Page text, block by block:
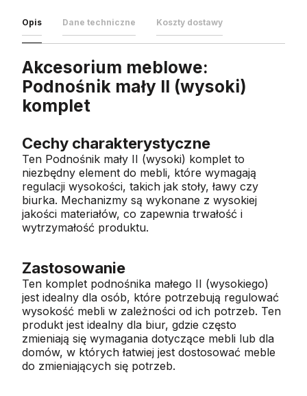
Opis Dane techniczne Koszty dostawy
Akcesorium meblowe:
Podnośnik mały II (wysoki)
komplet
Cechy charakterystyczne
Ten Podnośnik mały II (wysoki) komplet to
niezbędny element do mebli, które wymagają
regulacji wysokości, takich jak stoły, ławy czy
biurka. Mechanizmy są wykonane z wysokiej
jakości materiałów, co zapewnia trwałość i
wytrzymałość produktu.
Zastosowanie
Ten komplet podnośnika małego II (wysokiego)
jest idealny dla osób, które potrzebują regulować
wysokość mebli w zależności od ich potrzeb. Ten
produkt jest idealny dla biur, gdzie często
zmieniają się wymagania dotyczące mebli lub dla
domów, w których łatwiej jest dostosować meble
do zmieniających się potrzeb.